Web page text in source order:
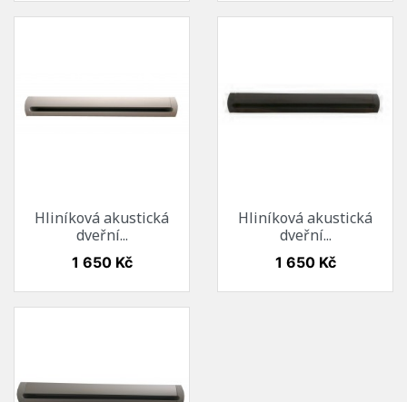
Hliníková akustická
dveřní...
Cena
1 650 Kč
Hliníková akustická
dveřní...
Cena
1 650 Kč